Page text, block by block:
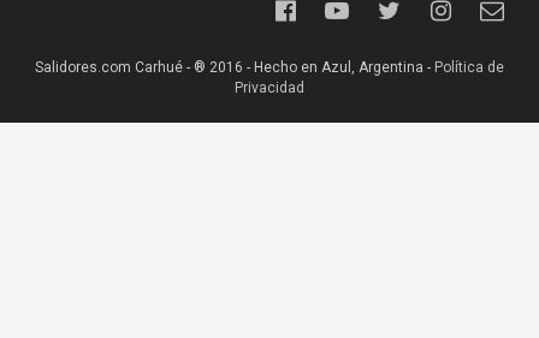
Salidores.com Carhué - ® 2016 - Hecho en Azul, Argentina - Política de
Privacidad